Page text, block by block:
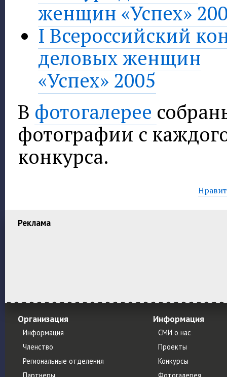
Реклама
женщин «Успех»
I Всероссийский
деловых женщин
«Успех» 2005
В фотогалерее
фотографии с
конкурса.
Организация
Информация
Членство
Региональные отделения
Информация
СМИ о нас
Проекты
Конкурсы